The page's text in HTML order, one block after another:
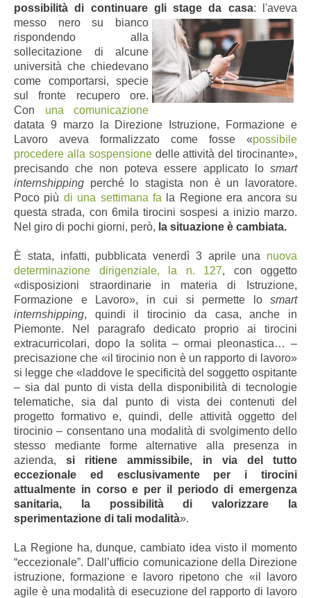
possibilità di continuare gli stage da casa: l'aveva
messo nero su bianco
rispondendo alla
sollecitazione di alcune
università che chiedevano
come comportarsi, specie
sul fronte recupero ore.
Con una comunicazione
datata 9 marzo la Direzione Istruzione, Formazione e
Lavoro aveva formalizzato come fosse «possibile
procedere alla sospensionedelle attività del tirocinante»,
precisando che non poteva essere applicato lo smart
internshipping perché lo stagista non è un lavoratore.
Poco più di una settimana fa la Regione era ancora su
questa strada, con 6mila tirocini sospesi a inizio marzo.
Nel giro di pochi giorni, però, la situazione è cambiata.
È stata, infatti, pubblicata venerdì 3 aprile una nuova
determinazione dirigenziale, la n. 127, con oggetto
«disposizioni straordinarie in materia di Istruzione,
Formazione e Lavoro», in cui si permette lo smart
internshipping, quindi il tirocinio da casa, anche in
Piemonte. Nel paragrafo dedicato proprio ai tirocini
extracurricolari, dopo la solita – ormai pleonastica… –
precisazione che «il tirocinio non è un rapporto di lavoro»
si legge che «laddove le specificità del soggetto ospitante
– sia dal punto di vista della disponibilità di tecnologie
telematiche, sia dal punto di vista dei contenuti del
progetto formativo e, quindi, delle attività oggetto del
tirocinio – consentano una modalità di svolgimento dello
stesso mediante forme alternative alla presenza in
azienda,si ritiene ammissibile, in via del tutto
eccezionale ed esclusivamente per i tirocini
attualmente in corso e per il periodo di emergenza
sanitaria, la possibilità di valorizzare la
sperimentazione di tali modalità».
La Regione ha, dunque, cambiato idea visto il momento
“eccezionale”. Dall’ufficio comunicazione della Direzione
istruzione, formazione e lavoro ripetono che «il lavoro
agile è una modalità di esecuzione del rapporto di lavoro